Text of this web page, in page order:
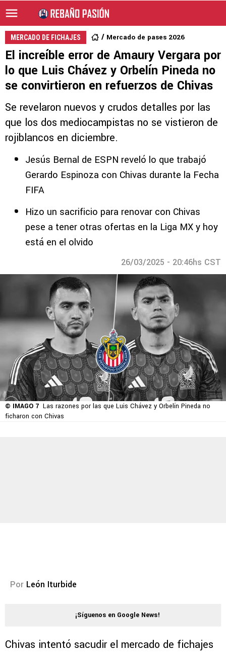
MERCADO DE FICHAJES Mercado de pases 2026
El increíble error de Amaury Vergara por
lo que Luis Chávez y Orbelín Pineda no
se convirtieron en refuerzos de Chivas
Se revelaron nuevos y crudos detalles por las
que los dos mediocampistas no se vistieron de
rojiblancos en diciembre.
Jesús Bernal de ESPN reveló lo que trabajó
Gerardo Espinoza con Chivas durante la Fecha
FIFA
Hizo un sacrificio para renovar con Chivas
pese a tener otras ofertas en la Liga MX y hoy
está en el olvido
26/03/2025 - 20:46hs CST
© IMAGO 7 Las razones por las que Luis Chávez y Orbelín Pineda no
ficharon con Chivas
Por León Iturbide
¡Síguenos en Google News!
Chivas intentó sacudir el mercado de fichajes